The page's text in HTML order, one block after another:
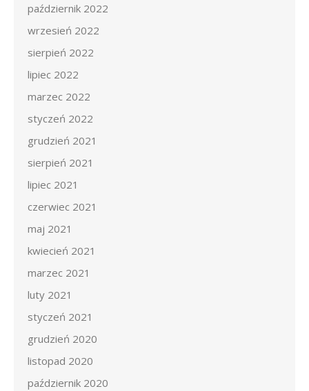
październik 2022
wrzesień 2022
sierpień 2022
lipiec 2022
marzec 2022
styczeń 2022
grudzień 2021
sierpień 2021
lipiec 2021
czerwiec 2021
maj 2021
kwiecień 2021
marzec 2021
luty 2021
styczeń 2021
grudzień 2020
listopad 2020
październik 2020